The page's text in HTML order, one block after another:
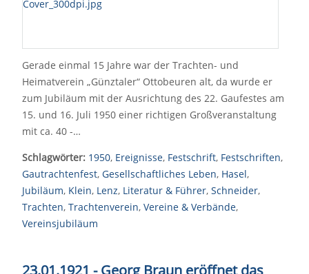
Gerade einmal 15 Jahre war der Trachten- und
Heimatverein „Günztaler“ Ottobeuren alt, da wurde er
zum Jubiläum mit der Ausrichtung des 22. Gaufestes am
15. und 16. Juli 1950 einer richtigen Großveranstaltung
mit ca. 40 -…
Schlagwörter: 1950, Ereignisse, Festschrift, Festschriften,
Gautrachtenfest, Gesellschaftliches Leben, Hasel,
Jubiläum, Klein, Lenz, Literatur & Führer, Schneider,
Trachten, Trachtenverein, Vereine & Verbände,
Vereinsjubiläum
23.01.1921 - Georg Braun eröffnet das